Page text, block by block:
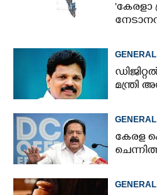
GENERAL
മന്ത്രി
GENERAL
കേരള
GENERAL